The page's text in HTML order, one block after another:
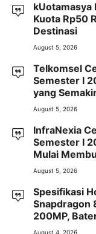
kUotamasya
Kuota Rp50
Destinasi
August 5, 2026
Telkomsel
Semester I
yang
August 5, 2026
InfraNexia
Semester I
Mulai
August 5, 2026
Spesifikasi
Snapdragon
200MP,
August 4, 2026